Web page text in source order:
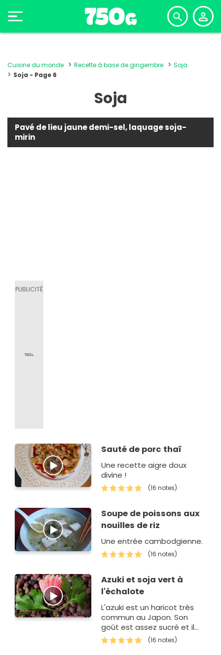
Cuisine du monde Recette à base de gingembre
Soja
Soja - Page 6
Soja
Pavé de lieu jaune demi-sel, laquage soja-
mirin
Sauté de porc thaï
Une recette aigre doux
divine !
(16 notes)
Soupe de poissons aux
nouilles de riz
Une entrée cambodgienne.
(16 notes)
Azuki et soja vert à
l'échalote
L'azuki est un haricot très
commun au Japon. Son
goût est assez sucré et il
est traditionnellement
utilisé pour confectionner
(16 notes)